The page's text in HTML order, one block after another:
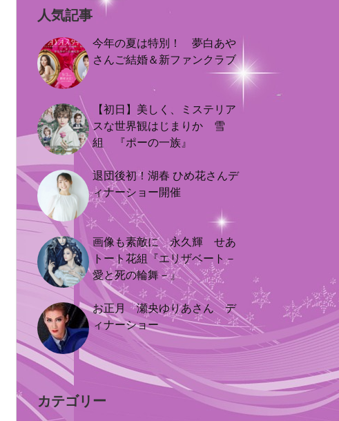
人気記事
今年の夏は特別！ 夢白あや
さんご結婚＆新ファンクラブ
【初日】美しく、ミステリア
スな世界観はじまりか 雪
組 『ポーの一族』
退団後初！湖春 ひめ花さんデ
ィナーショー開催
画像も素敵に 永久輝 せあ
トート花組『エリザベート－
愛と死の輪舞－』
お正月 瀬央ゆりあさん デ
ィナーショー
カテゴリー